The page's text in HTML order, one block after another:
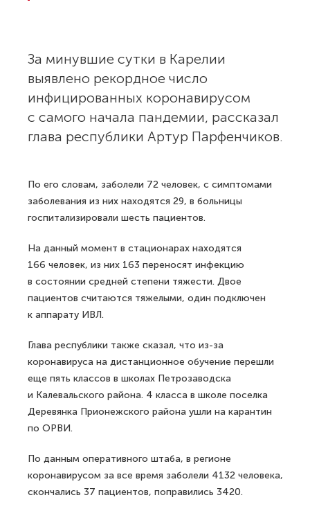
За минувшие сутки в Карелии
выявлено рекордное число
инфицированных коронавирусом
с самого начала пандемии, рассказал
глава республики Артур Парфенчиков.
По его словам, заболели 72 человек, с симптомами
заболевания из них находятся 29, в больницы
госпитализировали шесть пациентов.
На данный момент в стационарах находятся
166 человек, из них 163 переносят инфекцию
в состоянии средней степени тяжести. Двое
пациентов считаются тяжелыми, один подключен
к аппарату ИВЛ.
Глава республики также сказал, что из-за
коронавируса на дистанционное обучение перешли
еще пять классов в школах Петрозаводска
и Калевальского района. 4 класса в школе поселка
Деревянка Прионежского района ушли на карантин
по ОРВИ.
По данным оперативного штаба, в регионе
коронавирусом за все время заболели 4132 человека,
скончались 37 пациентов, поправились 3420.